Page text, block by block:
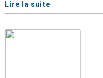
Lire la suite